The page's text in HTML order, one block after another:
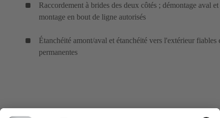
Raccordement à brides des deux côtés ; démontage aval et
montage en bout de ligne autorisés
Étanchéité amont/aval et étanchéité vers l'extérieur fiables
permanentes